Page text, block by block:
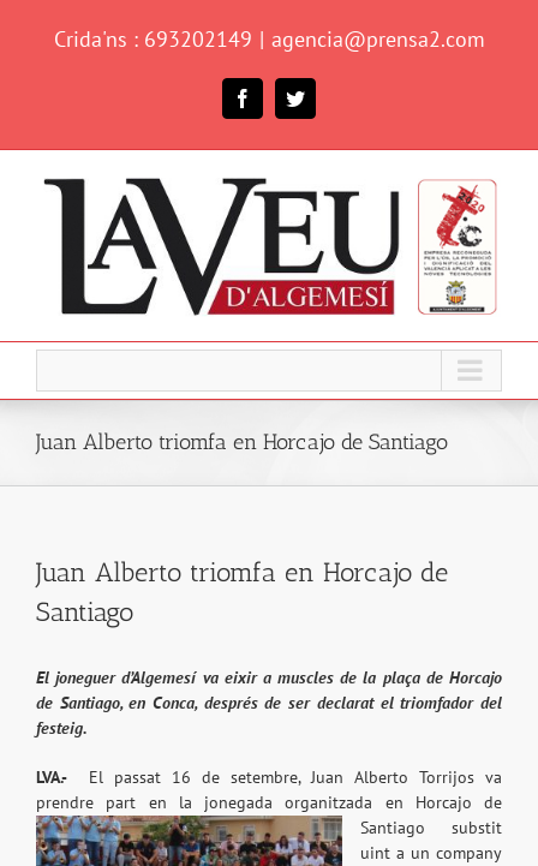
Crida'ns : 693202149 | agencia@prensa2.com
FacebookTwitter
Juan Alberto triomfa en Horcajo de Santiago
Juan Alberto triomfa en Horcajo de
Santiago
El joneguer d’Algemesí va eixir a muscles de la plaça de Horcajo
de Santiago, en Conca, després de ser declarat el triomfador del
festeig.
LVA.- El passat 16 de setembre, Juan Alberto Torrijos va
prendre part en la jonegada organitzada en Horcajo de
Santiago substit
uint a un company